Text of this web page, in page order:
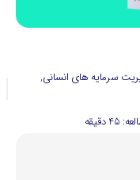
های انسانی,